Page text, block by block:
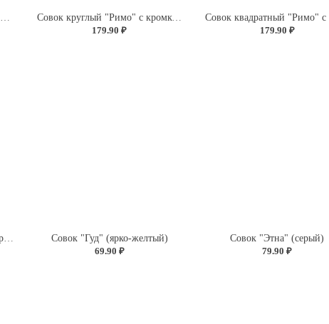
Совок круглый "Римо" с кромкой (красный)
179.90 ₽
179.90 ₽
Совок квадратный "Римо" с кромкой (светло-серый)
Совок "Гуд" (ярко-желтый)
69.90 ₽
Совок "Этна" (серый)
79.90 ₽